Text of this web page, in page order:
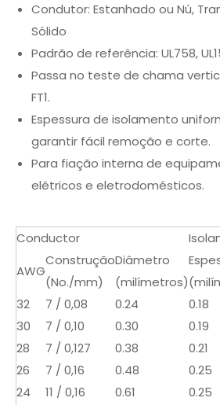
Condutor: Estanhado ou Nú,
Sólido
Padrão de referência: UL758,
Passa no teste de chama
FT1.
Espessura de isolamento
garantir fácil remoção e corte.
Para fiação interna de
elétricos e eletrodomésticos.
Conductor
AWG
Construção
(No./mm)
Diâmetro
(milímetros)
32
7 / 0,08 0.24 0.18
30
7 / 0,10 0.30 0.19
28
7 / 0,127 0.38 0.21
26
7 / 0,16 0.48 0.25
24
11 / 0,16 0.61 0.25